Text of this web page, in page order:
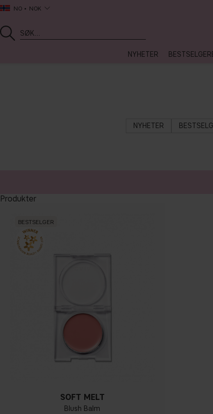
NO NOK
NYHETER
NYHETER
Produkter
BESTSELGER
SOFT MELT
Blush Balm